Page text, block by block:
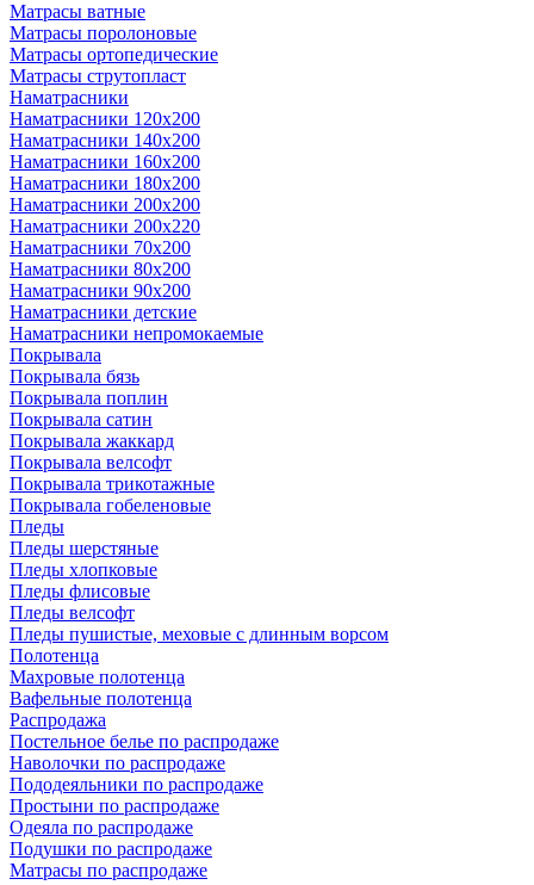
Матрасы ватные
Матрасы поролоновые
Матрасы ортопедические
Матрасы струтопласт
Наматрасники
Наматрасники 120х200
Наматрасники 140х200
Наматрасники 160х200
Наматрасники 180х200
Наматрасники 200х200
Наматрасники 200х220
Наматрасники 70х200
Наматрасники 80х200
Наматрасники 90х200
Наматрасники детские
Наматрасники непромокаемые
Покрывала
Покрывала бязь
Покрывала поплин
Покрывала сатин
Покрывала жаккард
Покрывала велсофт
Покрывала трикотажные
Покрывала гобеленовые
Пледы
Пледы шерстяные
Пледы хлопковые
Пледы флисовые
Пледы велсофт
Пледы пушистые, меховые с длинным ворсом
Полотенца
Махровые полотенца
Вафельные полотенца
Распродажа
Постельное белье по распродаже
Наволочки по распродаже
Пододеяльники по распродаже
Простыни по распродаже
Одеяла по распродаже
Подушки по распродаже
Матрасы по распродаже